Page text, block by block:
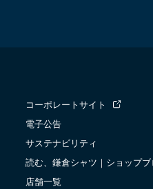
コーポレートサイト
電子公告
サステナビリティ
読む、鎌倉シャツ｜ショップブ
店舗一覧